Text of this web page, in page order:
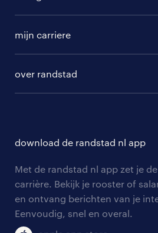
randstad professional
randstad digital
hr-diensten
branches
tarieven
personeel gezocht
aanmelden nieuwsbrief
mijn carriere
solliciteren
blogs en artikelen
salarischecker
over randstad
onze vestigingen
pers
klachten en misstanden
download de randstad nl app
Met de randstad nl app zet je
carrière. Bekijk je rooster of
en ontvang berichten van je
Eenvoudig, snel en overal.